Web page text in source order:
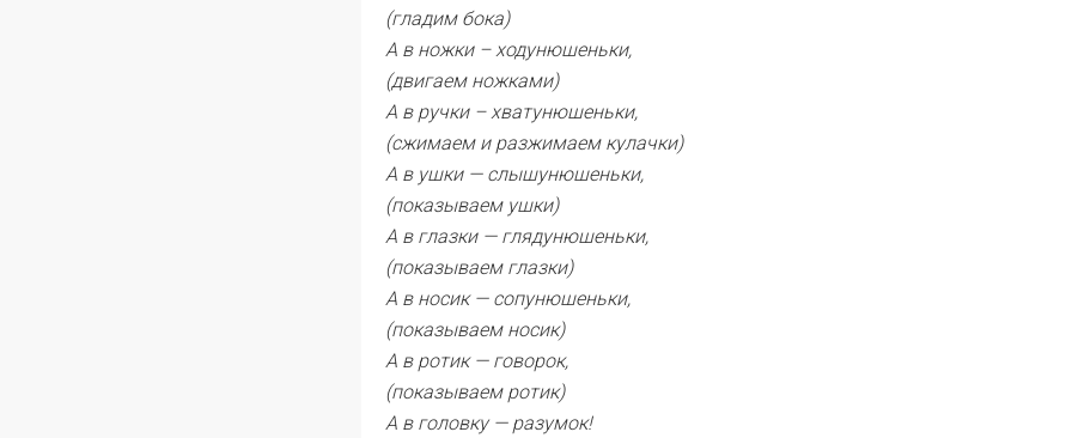
(гладим бока)
А в ножки – ходунюшеньки,
(двигаем ножками)
А в ручки – хватунюшеньки,
(сжимаем и разжимаем кулачки)
А в ушки — слышунюшеньки,
(показываем ушки)
А в глазки — глядунюшеньки,
(показываем глазки)
А в носик — сопунюшеньки,
(показываем носик)
А в ротик — говорок,
(показываем ротик)
А в головку — разумок!